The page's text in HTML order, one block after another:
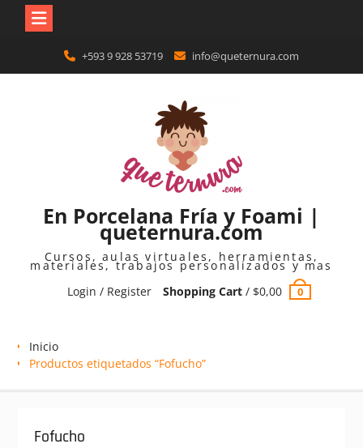
content
+593 9 928 53719 info@queternura.com
En Porcelana Fría y Foami |
queternura.com
Cursos, aulas virtuales, herramientas,
materiales, trabajos personalizados y mas
Login / Register
Shopping Cart/ $0,00 0
Inicio
Productos etiquetados “Fofucho”
Fofucho